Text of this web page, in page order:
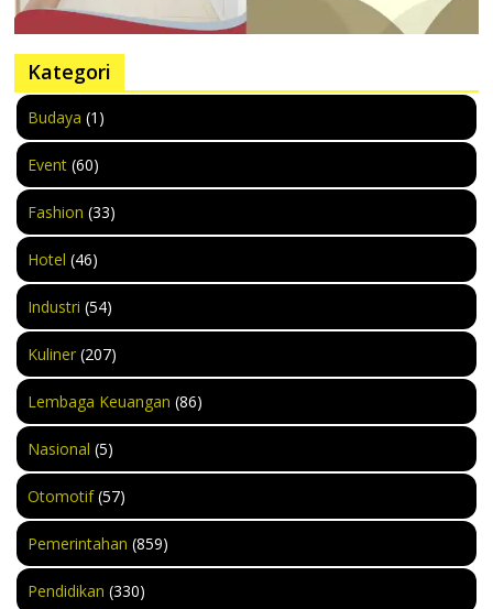
Kategori
Budaya (1)
Event (60)
Fashion (33)
Hotel (46)
Industri (54)
Kuliner (207)
Lembaga Keuangan (86)
Nasional (5)
Otomotif(57)
Pemerintahan (859)
Pendidikan (330)